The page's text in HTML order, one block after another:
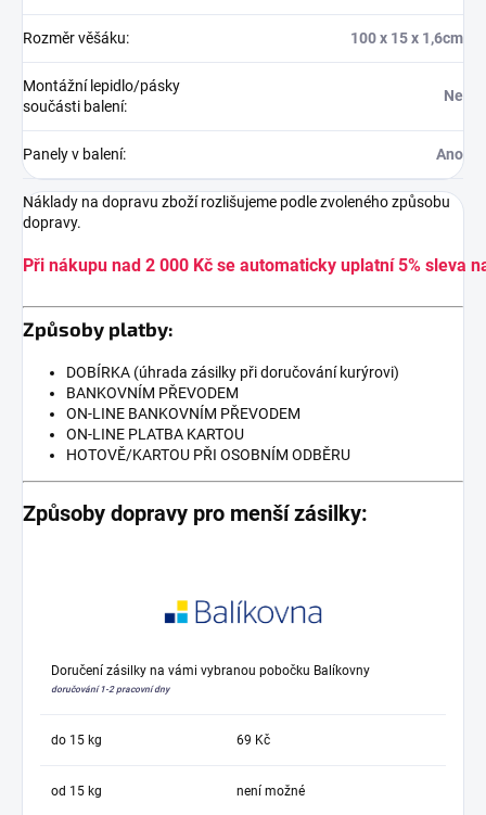
Rozměr věšáku: 100 x 15 x 1,6cm
Montážní lepidlo/pásky
součásti balení:
Ne
Panely v balení: Ano
Náklady na dopravu zboží rozlišujeme podle zvoleného způsobu
dopravy.
Při nákupu nad 2 000 Kč se automaticky uplatní 5% sleva
Způsoby platby:
DOBÍRKA (úhrada zásilky při doručování kurýrovi)
BANKOVNÍM PŘEVODEM
ON-LINE BANKOVNÍM PŘEVODEM
ON-LINE PLATBA KARTOU
HOTOVĚ/KARTOU PŘI OSOBNÍM ODBĚRU
Způsoby dopravy pro menší zásilky:
Doručení zásilky na vámi vybranou pobočku Balíkovny
doručování 1-2 pracovní dny
do 15 kg 69 Kč
od 15 kg není možné